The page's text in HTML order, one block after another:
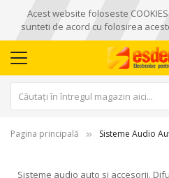
Acest website foloseste
sunteti de acord cu folosirea
Pagina principală Sisteme Audio
Sisteme audio auto si accesorii.